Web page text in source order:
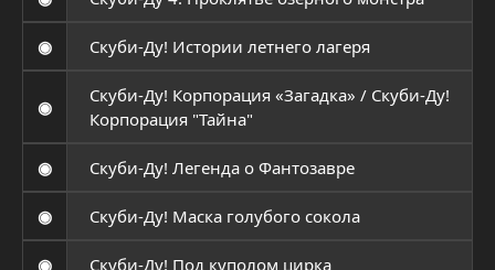
◉ Скуби-Ду! Истории летнего лагеря
◉
Скуби-Ду! Корпорация «Загадка» / Скуби-Ду!
Корпорация "Тайна"
◉ Скуби-Ду! Легенда о Фантозавре
◉ Скуби-Ду! Маска голубого сокола
◉ Скуби-Ду! Под куполом цирка